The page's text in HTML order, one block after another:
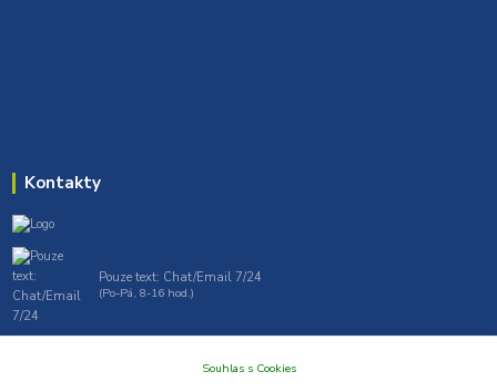
Kontakty
Pouze text: Chat/Email 7/24
(Po-Pá, 8-16 hod.)
Souhlas s Cookies